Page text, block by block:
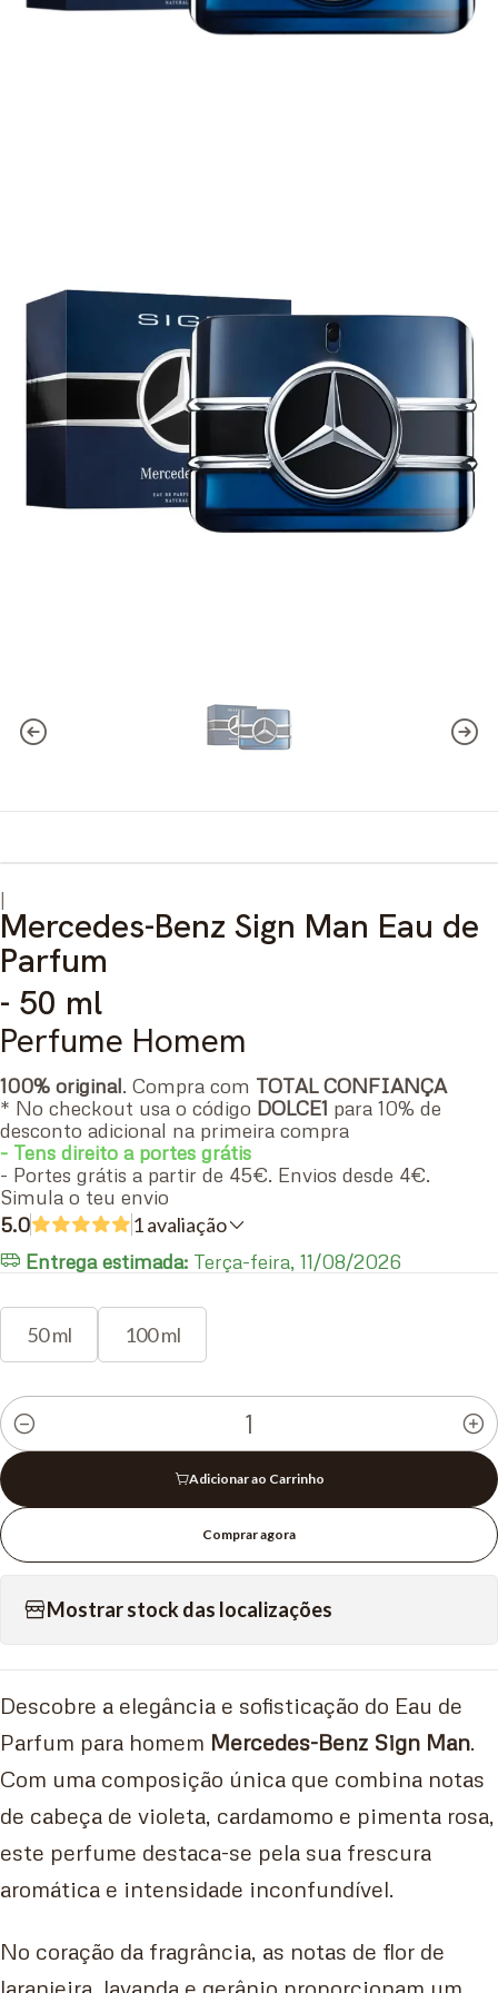
|
Mercedes-Benz Sign Man Eau de
Parfum
- 50 ml
Perfume Homem
100% original. Compra com TOTAL CONFIANÇA
* No checkout usa o código DOLCE1 para 10% de
desconto adicional na primeira compra
- Tens direito a portes grátis
- Portes grátis a partir de 45€. Envios desde 4€.
Simula o teu envio
5.0
1 avaliação
Entrega estimada: Terça-feira, 11/08/2026
50 ml 100 ml
Quantidade
Adicionar ao Carrinho
Comprar agora
Mostrar stock das localizações
Descobre a elegância e sofisticação do Eau de
Parfum para homem Mercedes-Benz Sign Man.
Com uma composição única que combina notas
de cabeça de violeta, cardamomo e pimenta rosa,
este perfume destaca-se pela sua frescura
aromática e intensidade inconfundível.
No coração da fragrância, as notas de flor de
laranjeira, lavanda e gerânio proporcionam um